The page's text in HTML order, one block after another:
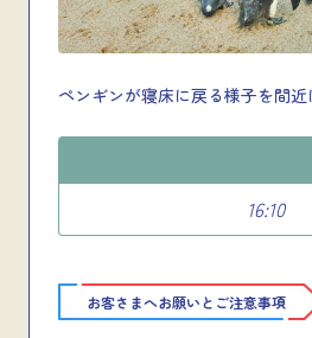
ペンギンが寝床に戻る様子を間近
16:10
お客さまへお願いとご注意事項